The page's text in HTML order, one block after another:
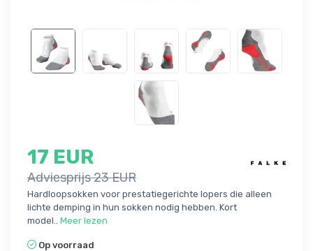
17 EUR
Adviesprijs 23 EUR
Hardloopsokken voor prestatiegerichte lopers die alleen
lichte demping in hun sokken nodig hebben. Kort
model.. Meer lezen
Op voorraad